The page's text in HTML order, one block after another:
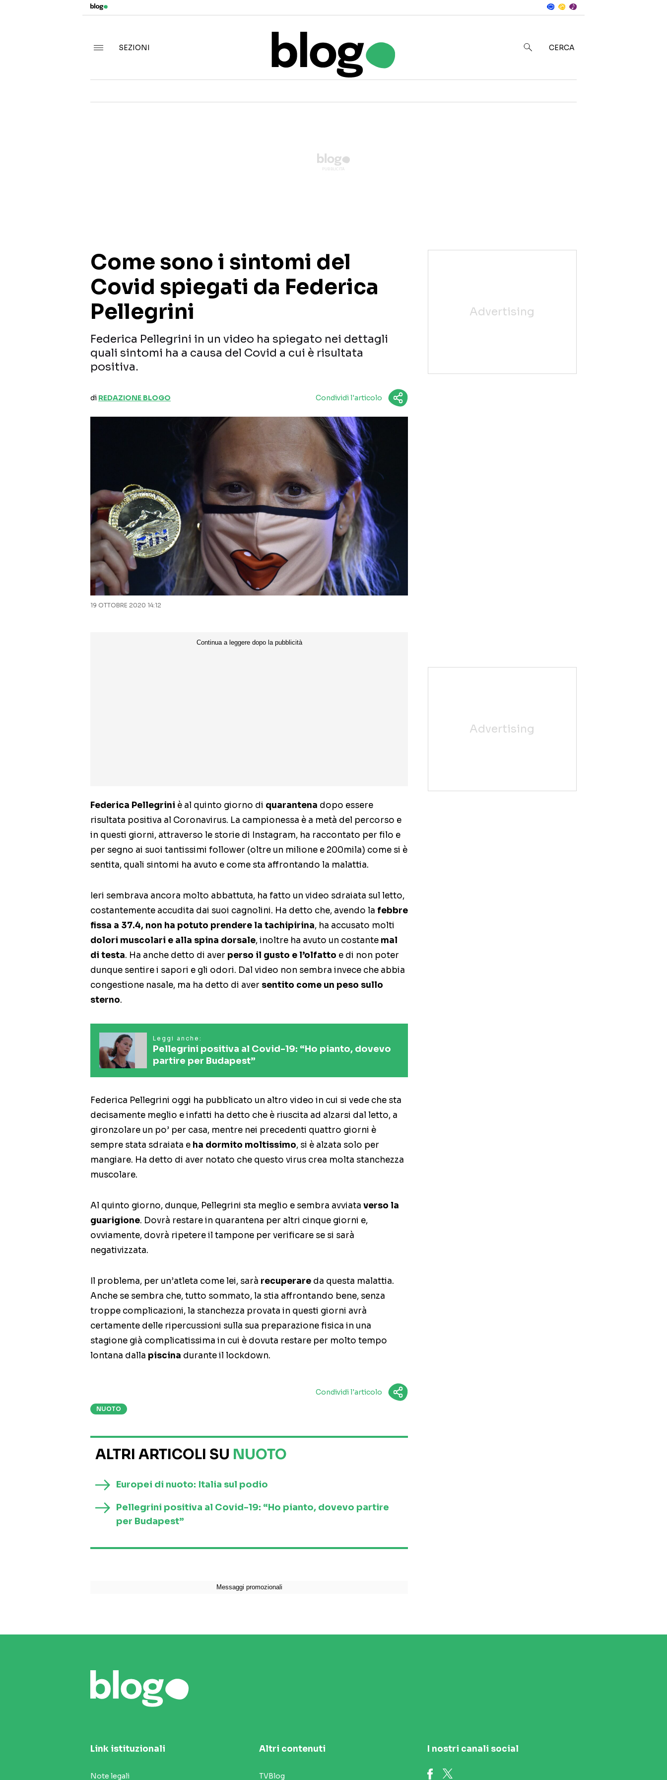
SEZIONI
CERCA
Come sono i sintomi del
Covid spiegati da Federica
Pellegrini
Federica Pellegrini in un video ha spiegato nei dettagli
quali sintomi ha a causa del Covid a cui è risultata
positiva.
di REDAZIONE BLOGO Condividi l'articolo
19 OTTOBRE 2020 14:12
Federica Pellegrini è al quinto giorno di quarantena dopo essere
risultata positiva al Coronavirus. La campionessa è a metà del percorso e
in questi giorni, attraverso le storie di Instagram, ha raccontato per filo e
per segno ai suoi tantissimi follower (oltre un milione e 200mila) come si è
sentita, quali sintomi ha avuto e come sta affrontando la malattia.
Ieri sembrava ancora molto abbattuta, ha fatto un video sdraiata sul letto,
costantemente accudita dai suoi cagnolini. Ha detto che, avendo la febbre
fissa a 37.4, non ha potuto prendere la tachipirina, ha accusato molti
dolori muscolari e alla spina dorsale, inoltre ha avuto un costante mal
di testa. Ha anche detto di aver perso il gusto e l’olfatto e di non poter
dunque sentire i sapori e gli odori. Dal video non sembra invece che abbia
congestione nasale, ma ha detto di aver sentito come un peso sullo
sterno.
Leggi anche:
Pellegrini positiva al Covid-19: “Ho pianto, dovevo
partire per Budapest”
Federica Pellegrini oggi ha pubblicato un altro video in cui si vede che sta
decisamente meglio e infatti ha detto che è riuscita ad alzarsi dal letto, a
gironzolare un po’ per casa, mentre nei precedenti quattro giorni è
sempre stata sdraiata e ha dormito moltissimo, si è alzata solo per
mangiare. Ha detto di aver notato che questo virus crea molta stanchezza
muscolare.
Al quinto giorno, dunque, Pellegrini sta meglio e sembra avviata verso la
guarigione. Dovrà restare in quarantena per altri cinque giorni e,
ovviamente, dovrà ripetere il tampone per verificare se si sarà
negativizzata.
Il problema, per un’atleta come lei, sarà recuperare da questa malattia.
Anche se sembra che, tutto sommato, la stia affrontando bene, senza
troppe complicazioni, la stanchezza provata in questi giorni avrà
certamente delle ripercussioni sulla sua preparazione fisica in una
stagione già complicatissima in cui è dovuta restare per molto tempo
lontana dalla piscina durante il lockdown.
Condividi l'articolo
NUOTO
ALTRI ARTICOLI SU NUOTO
Europei di nuoto: Italia sul podio
Pellegrini positiva al Covid-19: “Ho pianto, dovevo partire
per Budapest”
Link istituzionali
Note legali
Altri contenuti
TVBlog
I nostri canali social